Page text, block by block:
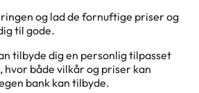
og lad de fornuftige priser og
til gode.
tilbyde dig en personlig tilpasset
både vilkår og priser kan
bank kan tilbyde.